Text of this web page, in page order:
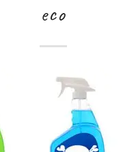
eco